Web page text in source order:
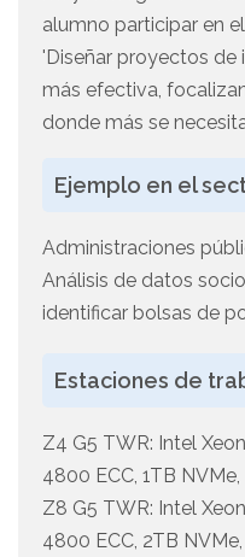
alumno participar en
'Diseñar proyectos de
más efectiva,
donde más se
Ejemplo en el
Administraciones
Análisis de datos
identificar bolsas de
Estaciones de
Z4 G5 TWR: Intel
4800 ECC, 1TB
Z8 G5 TWR: Intel
4800 ECC, 2TB